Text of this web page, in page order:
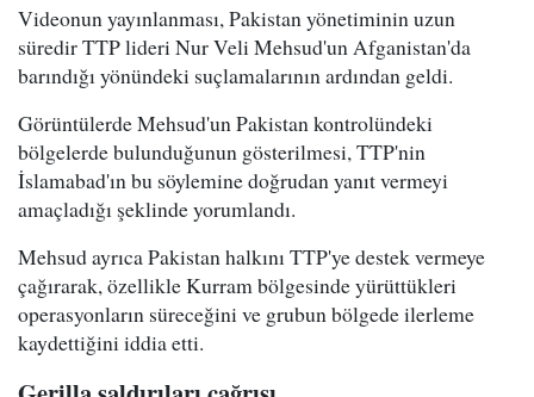
Videonun yayınlanması, Pakistan yönetiminin uzun
süredir TTP lideri Nur Veli Mehsud'un Afganistan'da
barındığı yönündeki suçlamalarının ardından geldi.
Görüntülerde Mehsud'un Pakistan kontrolündeki
bölgelerde bulunduğunun gösterilmesi, TTP'nin
İslamabad'ın bu söylemine doğrudan yanıt vermeyi
amaçladığı şeklinde yorumlandı.
Mehsud ayrıca Pakistan halkını TTP'ye destek vermeye
çağırarak, özellikle Kurram bölgesinde yürüttükleri
operasyonların süreceğini ve grubun bölgede ilerleme
kaydettiğini iddia etti.